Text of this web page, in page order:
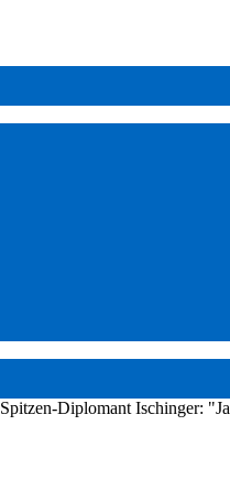
Spitzen-Diplomant Ischinger: